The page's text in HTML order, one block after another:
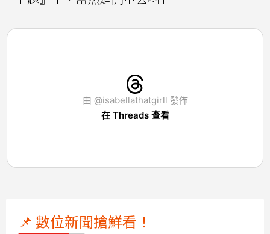
由 @isabellathatgirll 發佈
在 Threads 查看
📌 數位新聞搶鮮看！